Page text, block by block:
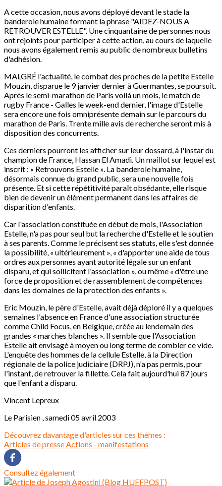
A cette occasion, nous avons déployé devant le stade la
banderole humaine formant la phrase "AIDEZ-NOUS A
RETROUVER ESTELLE". Une cinquantaine de personnes nous
ont rejoints pour participer à cette action, au cours de laquelle
nous avons également remis au public de nombreux bulletins
d'adhésion.
MALGRÉ l'actualité, le combat des proches de la petite Estelle
Mouzin, disparue le 9 janvier dernier à Guermantes, se poursuit.
Après le semi-marathon de Paris voilà un mois, le match de
rugby France - Galles le week-end dernier, l'image d'Estelle
sera encore une fois omniprésente demain sur le parcours du
marathon de Paris. Trente mille avis de recherche seront mis à
disposition des concurrents.
Ces derniers pourront les afficher sur leur dossard, à l'instar du
champion de France, Hassan El Amadi. Un maillot sur lequel est
inscrit : « Retrouvons Estelle ». La banderole humaine,
désormais connue du grand public, sera une nouvelle fois
présente. Et si cette répétitivité paraît obsédante, elle risque
bien de devenir un élément permanent dans les affaires de
disparition d'enfants.
Car l'association constituée en début de mois, l'Association
Estelle, n'a pas pour seul but la recherche d'Estelle et le soutien
à ses parents. Comme le précisent ses statuts, elle s'est donnée
la possibilité, « ultérieurement », « d'apporter une aide de tous
ordres aux personnes ayant autorité légale sur un enfant
disparu, et qui sollicitent l'association », ou même « d'être une
force de proposition et de rassemblement de compétences
dans les domaines de la protection des enfants ».
Eric Mouzin, le père d'Estelle, avait déjà déploré il y a quelques
semaines l'absence en France d'une association structurée
comme Child Focus, en Belgique, créée au lendemain des
grandes « marches blanches ». Il semble que l'Association
Estelle ait envisagé à moyen ou long terme de combler ce vide.
L'enquête des hommes de la cellule Estelle, à la Direction
régionale de la police judiciaire (DRPJ), n'a pas permis, pour
l'instant, de retrouver la fillette. Cela fait aujourd'hui 87 jours
que l'enfant a disparu.
Vincent Lepreux
Le Parisien , samedi 05 avril 2003
Découvrez davantage d'articles sur ces thèmes :
Articles de presseActions - manifestations
Consultez également